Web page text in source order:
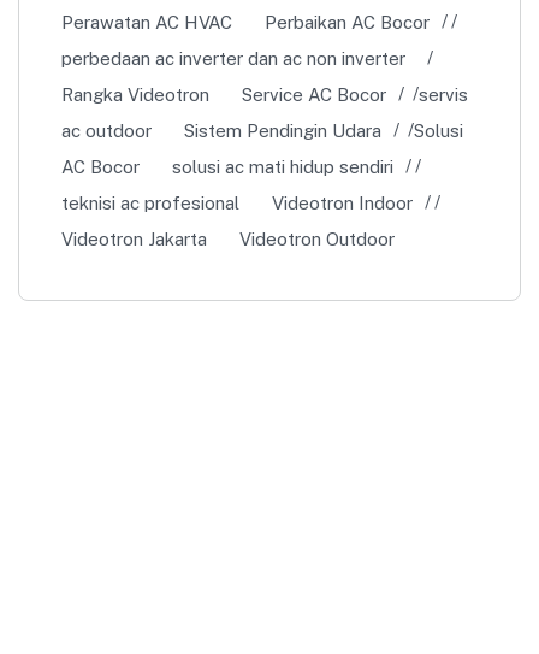
Perawatan AC HVAC
Perbaikan AC Bocor
perbedaan ac inverter dan ac non inverter
Rangka Videotron
Service AC Bocor
servis
ac outdoor
Sistem Pendingin Udara
Solusi
AC Bocor
solusi ac mati hidup sendiri
teknisi ac profesional
Videotron Indoor
Videotron Jakarta
Videotron Outdoor